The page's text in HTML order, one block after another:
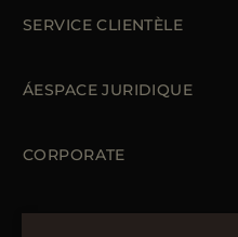
SERVICE CLIENTÈLE
Commandes et paiements
ÁESPACE JURIDIQUE
Gestion des cookies
Déclaration d'accessibilité
CORPORATE
MANTEAUX